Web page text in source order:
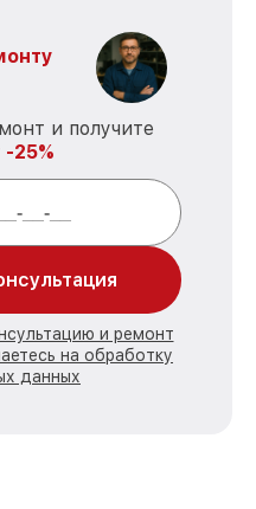
и получите
25%
и ремонт
на обработку
данных